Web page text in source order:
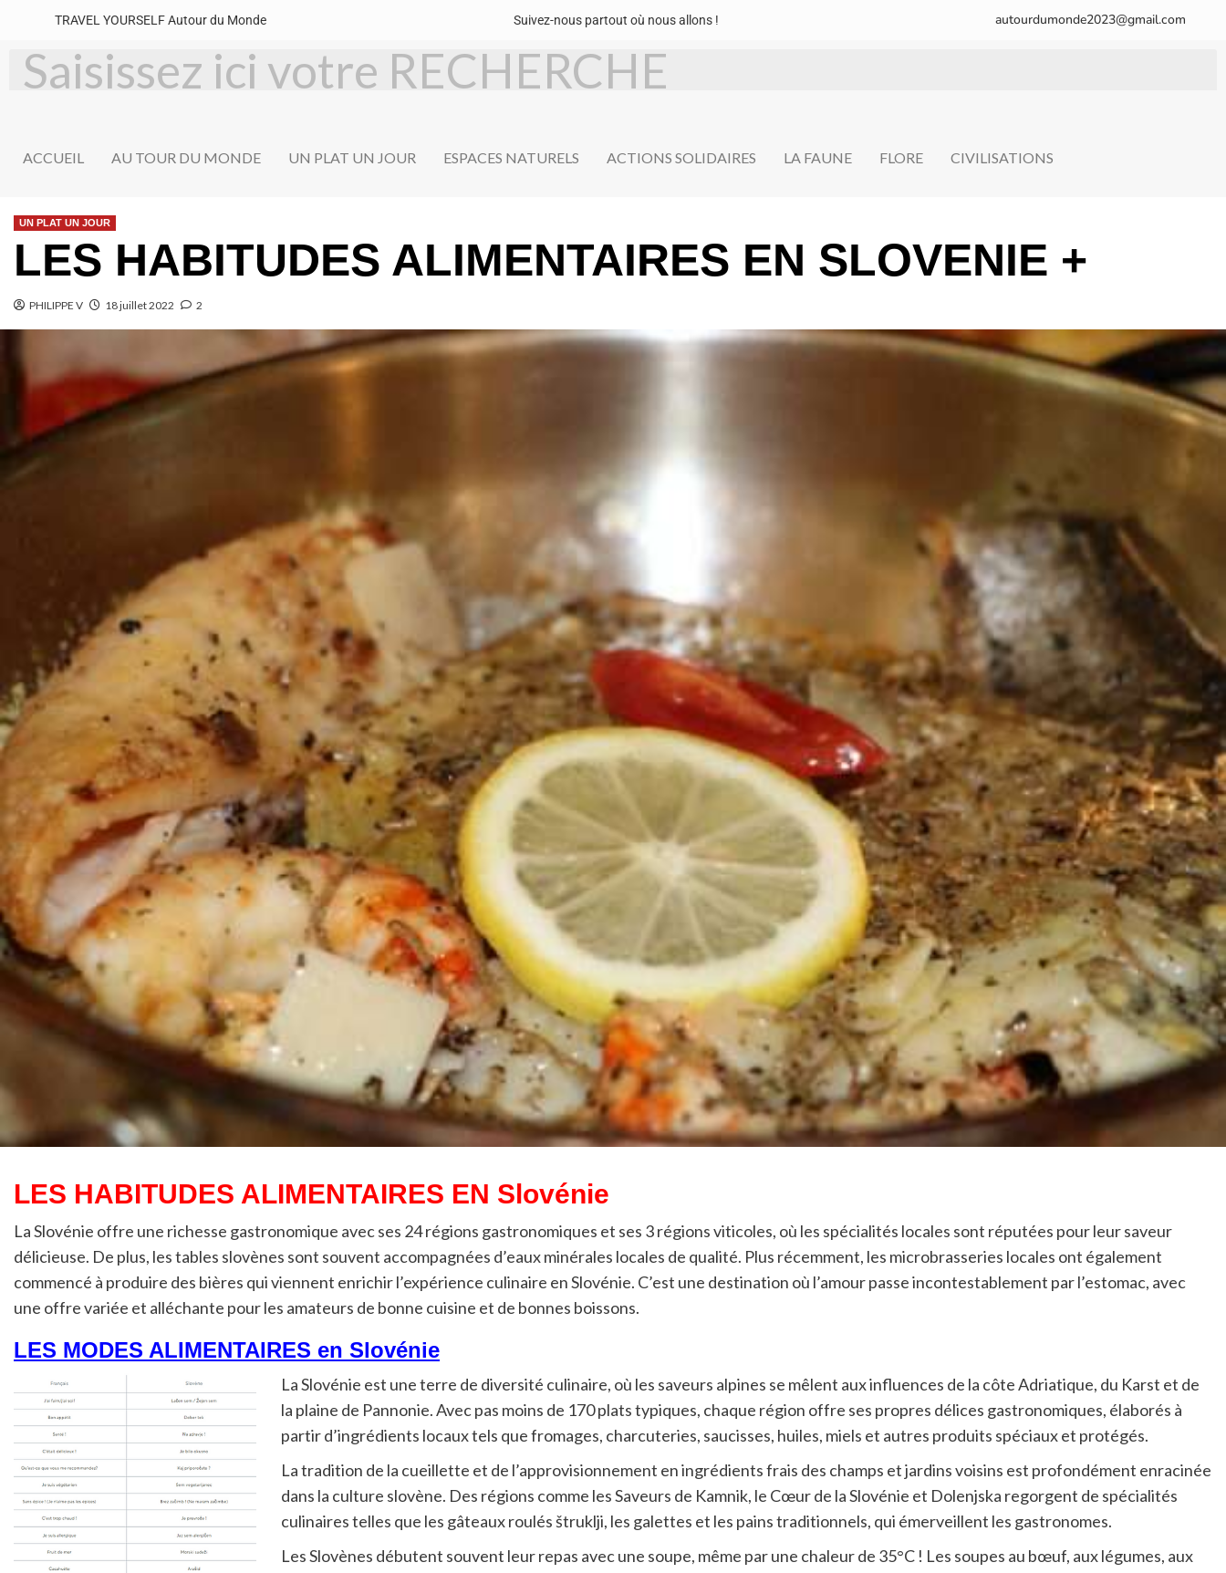
TRAVEL YOURSELF Autour du Monde Suivez-nous partout où nous allons ! autourdumonde2023@gmail.com
ACCUEIL AU TOUR DU MONDE UN PLAT UN JOUR ESPACES NATURELS ACTIONS SOLIDAIRES LA FAUNE FLORE CIVILISATIONS
UN PLAT UN JOUR
LES HABITUDES ALIMENTAIRES EN SLOVENIE +
PHILIPPE V 18 juillet 2022 2
LES HABITUDES ALIMENTAIRES EN Slovénie
La Slovénie offre une richesse gastronomique avec ses 24 régions gastronomiques et ses 3 régions viticoles, où les spécialités locales sont réputées pour leur saveur
délicieuse. De plus, les tables slovènes sont souvent accompagnées d’eaux minérales locales de qualité. Plus récemment, les microbrasseries locales ont également
commencé à produire des bières qui viennent enrichir l’expérience culinaire en Slovénie. C’est une destination où l’amour passe incontestablement par l’estomac, avec
une offre variée et alléchante pour les amateurs de bonne cuisine et de bonnes boissons.
LES MODES ALIMENTAIRES en Slovénie
La Slovénie est une terre de diversité culinaire, où les saveurs alpines se mêlent aux influences de la côte Adriatique, du Karst et de
la plaine de Pannonie. Avec pas moins de 170 plats typiques, chaque région offre ses propres délices gastronomiques, élaborés à
partir d’ingrédients locaux tels que fromages, charcuteries, saucisses, huiles, miels et autres produits spéciaux et protégés.
La tradition de la cueillette et de l’approvisionnement en ingrédients frais des champs et jardins voisins est profondément enracinée
dans la culture slovène. Des régions comme les Saveurs de Kamnik, le Cœur de la Slovénie et Dolenjska regorgent de spécialités
culinaires telles que les gâteaux roulés štruklji, les galettes et les pains traditionnels, qui émerveillent les gastronomes.
Les Slovènes débutent souvent leur repas avec une soupe, même par une chaleur de 35°C ! Les soupes au bœuf, aux légumes, aux